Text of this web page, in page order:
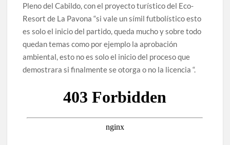
Pleno del Cabildo, con el proyecto turístico del Eco-
Resort de La Pavona “si vale un símil futbolístico esto
es solo el inicio del partido, queda mucho y sobre todo
quedan temas como por ejemplo la aprobación
ambiental, esto no es solo el inicio del proceso que
demostrara si finalmente se otorga o no la licencia “.